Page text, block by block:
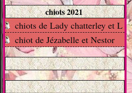
chiots 2021
chiots de Lady chatterley et L
chiot de Jézabelle et Nestor